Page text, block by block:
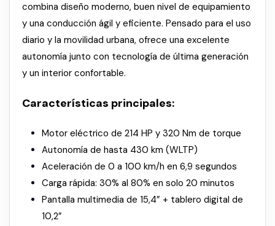
combina diseño moderno, buen nivel de equipamiento
y una conducción ágil y eficiente. Pensado para el uso
diario y la movilidad urbana, ofrece una excelente
autonomía junto con tecnología de última generación
y un interior confortable.
Características principales:
Motor eléctrico de 214 HP y 320 Nm de torque
Autonomía de hasta 430 km (WLTP)
Aceleración de 0 a 100 km/h en 6,9 segundos
Carga rápida: 30% al 80% en solo 20 minutos
Pantalla multimedia de 15,4” + tablero digital de
10,2”